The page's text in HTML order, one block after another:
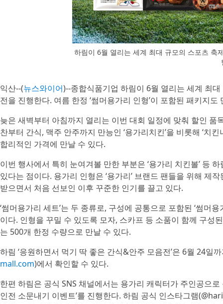
하림이 6월 열리는 세계 최대 규모의 스포츠 축
익산--(뉴스와이어)--종합식품기업 하림이 6월 열리는 세계 최
전을 진행한다. 여름 한정 ‘썸머용가리 인형’이 포함된 패키지
늦은 새벽부터 아침까지 열리는 이번 대회 일정에 맞춰 할인
찬부터 간식, 맥주 안주까지 만능인 ‘용가리치킨’을 비롯해 ‘치
합리적인 가격에 만날 수 있다.
이번 행사에서 특히 눈여겨볼 만한 부분은 ‘용가리 치킨볼’ 등
있다는 점이다. 용가리 인형은 ‘용가리’ 브랜드 팬들을 위해 제
받으면서 처음 선보인 이후 꾸준한 인기를 끌고 있다.
‘썸머용가리 세트’는 두 종류로, 구성에 공통으로 포함된 ‘썸머
이다. 인형을 꾸밀 수 있도록 모자, 스카프 등 소품이 함께 구성
는 500개 한정 수량으로 만날 수 있다.
하림 ‘응원하면서 먹기 딱 좋은 간식&안주 모음전’은 6월 24일
mall.com)에서 확인할 수 있다.
한편 하림은 공식 SNS 채널에서는 용가리 캐릭터가 주인공으
인전 소문내기 이벤트’를 진행한다. 하림 공식 인스타그램